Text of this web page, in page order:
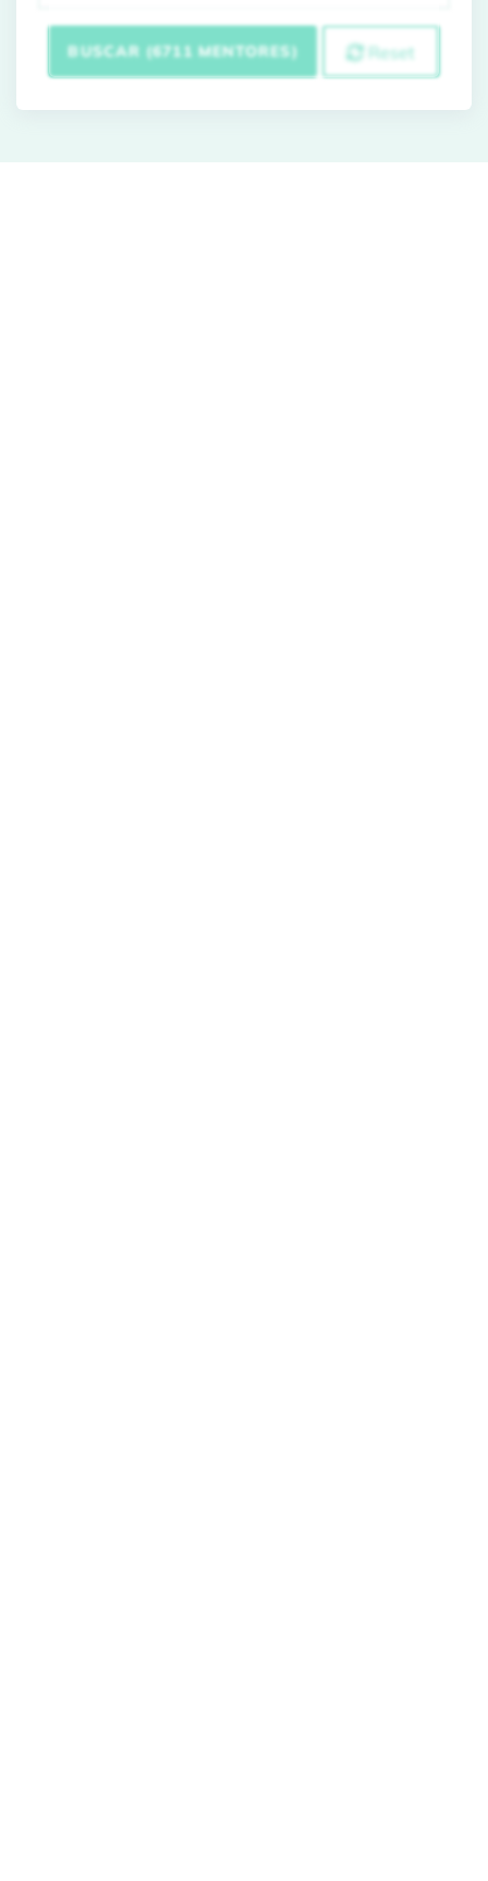
BUSCAR (6711 MENTORES) Reset